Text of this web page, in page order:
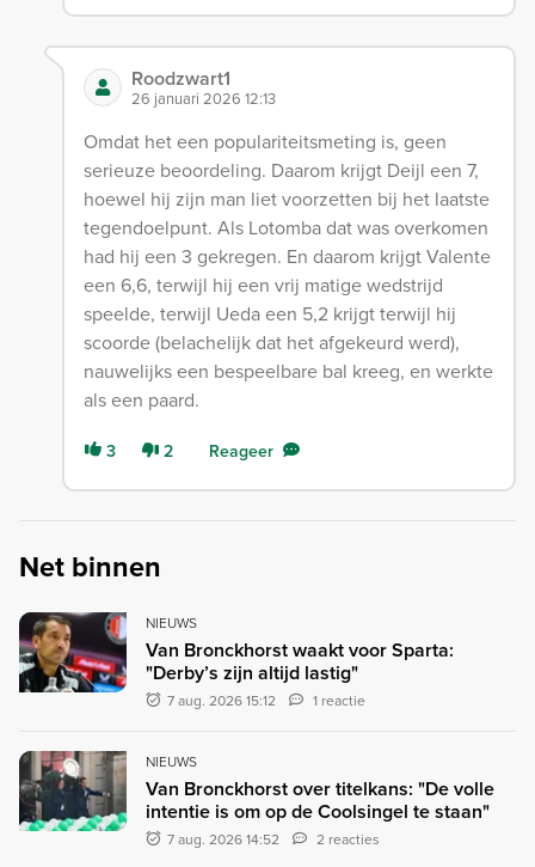
Roodzwart1
26 januari 2026 12:13
Omdat het een populariteitsmeting is, geen
serieuze beoordeling. Daarom krijgt Deijl een 7,
hoewel hij zijn man liet voorzetten bij het laatste
tegendoelpunt. Als Lotomba dat was overkomen
had hij een 3 gekregen. En daarom krijgt Valente
een 6,6, terwijl hij een vrij matige wedstrijd
speelde, terwijl Ueda een 5,2 krijgt terwijl hij
scoorde (belachelijk dat het afgekeurd werd),
nauwelijks een bespeelbare bal kreeg, en werkte
als een paard.
3 2 Reageer
Net binnen
NIEUWS
Van Bronckhorst waakt voor Sparta:
"Derby’s zijn altijd lastig"
7 aug. 2026 15:12 1 reactie
NIEUWS
Van Bronckhorst over titelkans: "De volle
intentie is om op de Coolsingel te staan"
7 aug. 2026 14:52 2 reacties